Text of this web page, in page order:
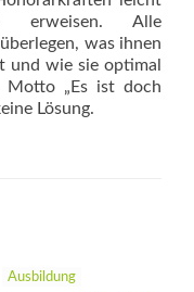
erweisen. Alle
was ihnen
und wie sie optimal
Motto „Es ist doch
Lösung.
Ausbildung